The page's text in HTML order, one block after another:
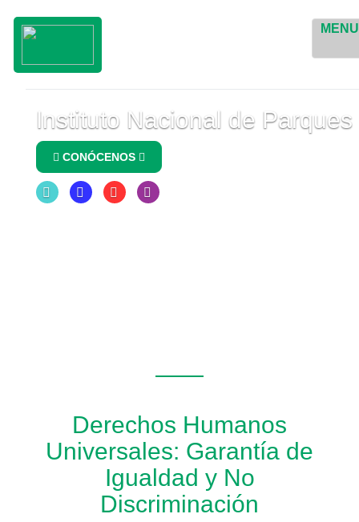
MENU
Instituto Nacional de Parques
CONÓCENOS
Derechos Humanos
Universales: Garantía de
Igualdad y No
Discriminación